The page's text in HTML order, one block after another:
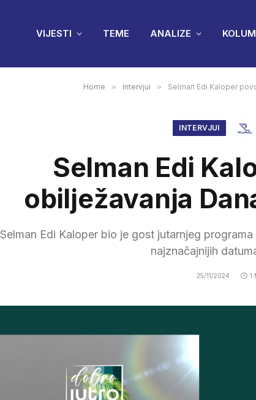
VIJESTI TEME ANALIZE
Home » Intervjui » Selman Edi Kaloper
INTERVJUI
Selman Edi
obilježavanja
Selman Edi Kaloper bio je gost jutarnjeg
najznačajnijih
25/11/2024 1